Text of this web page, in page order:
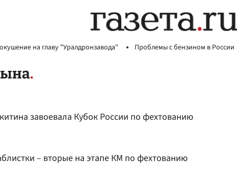
на главу "Уралдронзавода" Проблемы с бензином в России
завоевала Кубок России по фехтованию
– вторые на этапе КМ по фехтованию